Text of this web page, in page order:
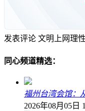
发表评论 文明上网理
同心频道精选：
福州台湾会馆：
2026年08月05日